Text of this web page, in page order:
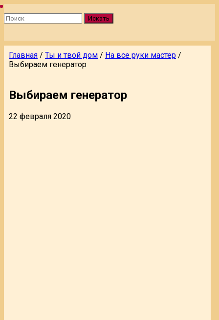
Искать
Главная / Ты и твой дом / На все руки мастер /
Выбираем генератор
Выбираем генератор
22 февраля 2020